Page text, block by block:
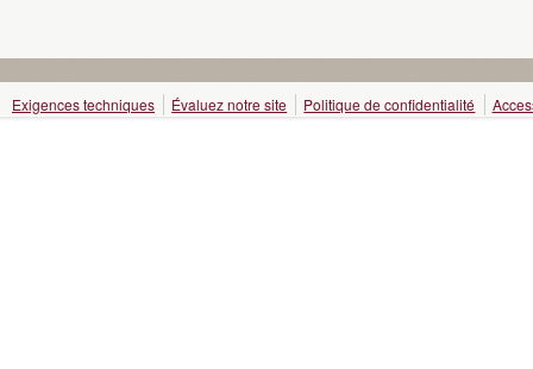
Exigences techniques Évaluez notre site Politique de confidentialité